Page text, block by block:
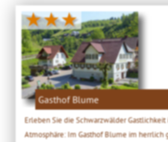
★★★
Gasthof Blume
Erleben Sie die Schwarzwälder
Atmosphäre: Im Gasthof Blume im